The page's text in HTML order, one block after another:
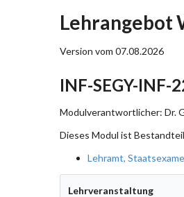
Lehrangebot
Version vom 07.08.2026
INF-SEGY-
Modulverantwortlicher: Dr.
Dieses Modul ist
Lehramt,
Lehrveranstaltung